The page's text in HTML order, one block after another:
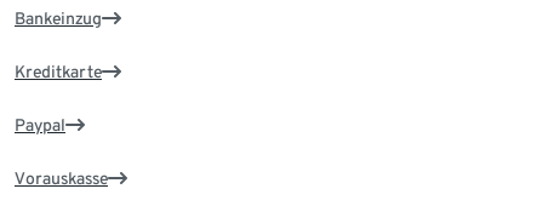
Bankeinzug
Kreditkarte
Paypal
Vorauskasse